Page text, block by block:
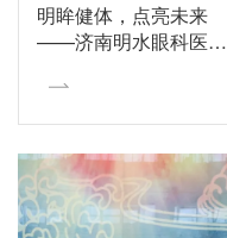
明眸健体，点亮未来
——济南明水眼科医院
列耀中华屈光公益科普
活动